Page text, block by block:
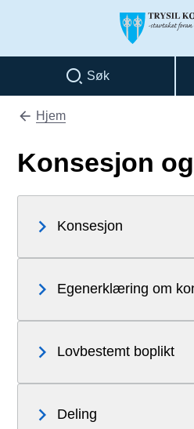
Trysil
Søk
Du er her:
Hjem
Konsesjon
Konsesjon
Egenerklæring om
Lovbestemt boplikt
Deling